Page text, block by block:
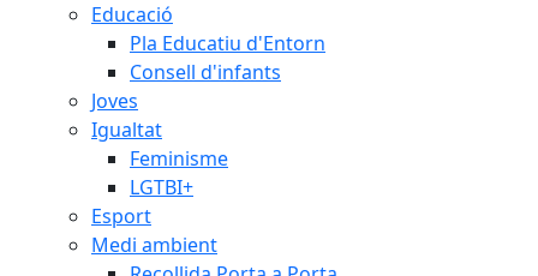
Educació
Pla Educatiu d'Entorn
Consell d'infants
Joves
Igualtat
Feminisme
LGTBI+
Esport
Medi ambient